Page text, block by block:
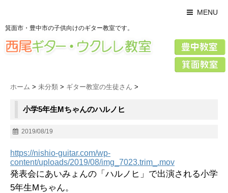
MENU
箕面市・豊中市の子供向けのギター教室です。
ホーム > 未分類 > ギター教室の生徒さん >
小学5年生Mちゃんのハルノヒ
2019/08/19
https://nishio-guitar.com/wp-
content/uploads/2019/08/img_7023.trim_.mov
発表会にあいみょんの「ハルノヒ」で出演される小学
5年生Mちゃん。